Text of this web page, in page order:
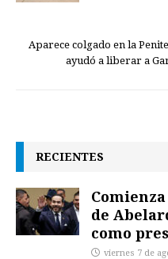
Aparece colgado en la
ayudó a liberar a
RECIENTES
de
como
viernes 7 de